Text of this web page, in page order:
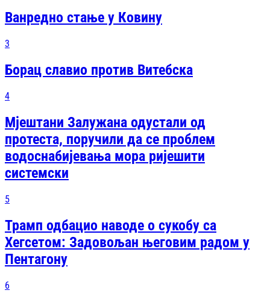
Ванредно стање у Ковину
3
Борац славио против Витебска
4
Мјештани Залужана одустали од
протеста, поручили да се проблем
водоснабијевања мора ријешити
системски
5
Трамп одбацио наводе о сукобу са
Хегсетом: Задовољан његовим радом у
Пентагону
6